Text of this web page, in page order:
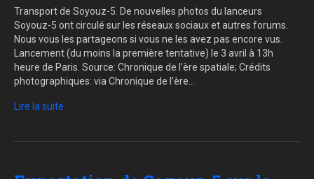
Transport de Soyouz-5. De nouvelles photos du lanceurs
Soyouz-5 ont circulé sur les réseaux sociaux et autres forums.
Nous vous les partageons si vous ne les avez pas encore vus.
Lancement (du moins la première tentative) le 3 avril à 13h
heure de Paris. Source: Chronique de l’ère spatiale; Crédits
photographiques: via Chronique de l’ère…
Lire la suite